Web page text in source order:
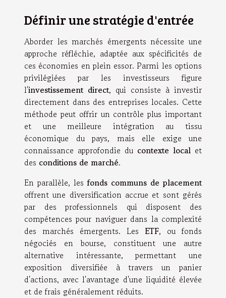
Définir une stratégie d'entrée
Aborder les marchés émergents nécessite une
approche réfléchie, adaptée aux spécificités de
ces économies en plein essor. Parmi les options
privilégiées par les investisseurs figure
l'investissement direct, qui consiste à investir
directement dans des entreprises locales. Cette
méthode peut offrir un contrôle plus important
et une meilleure intégration au tissu
économique du pays, mais elle exige une
connaissance approfondie du contexte local et
des conditions de marché.
En parallèle, lesfonds communs de placement
offrent une diversification accrue et sont gérés
par des professionnels qui disposent des
compétences pour naviguer dans la complexité
des marchés émergents. Les ETF, ou fonds
négociés en bourse, constituent une autre
alternative intéressante, permettant une
exposition diversifiée à travers un panier
d'actions, avec l'avantage d'une liquidité élevée
et de frais généralement réduits.